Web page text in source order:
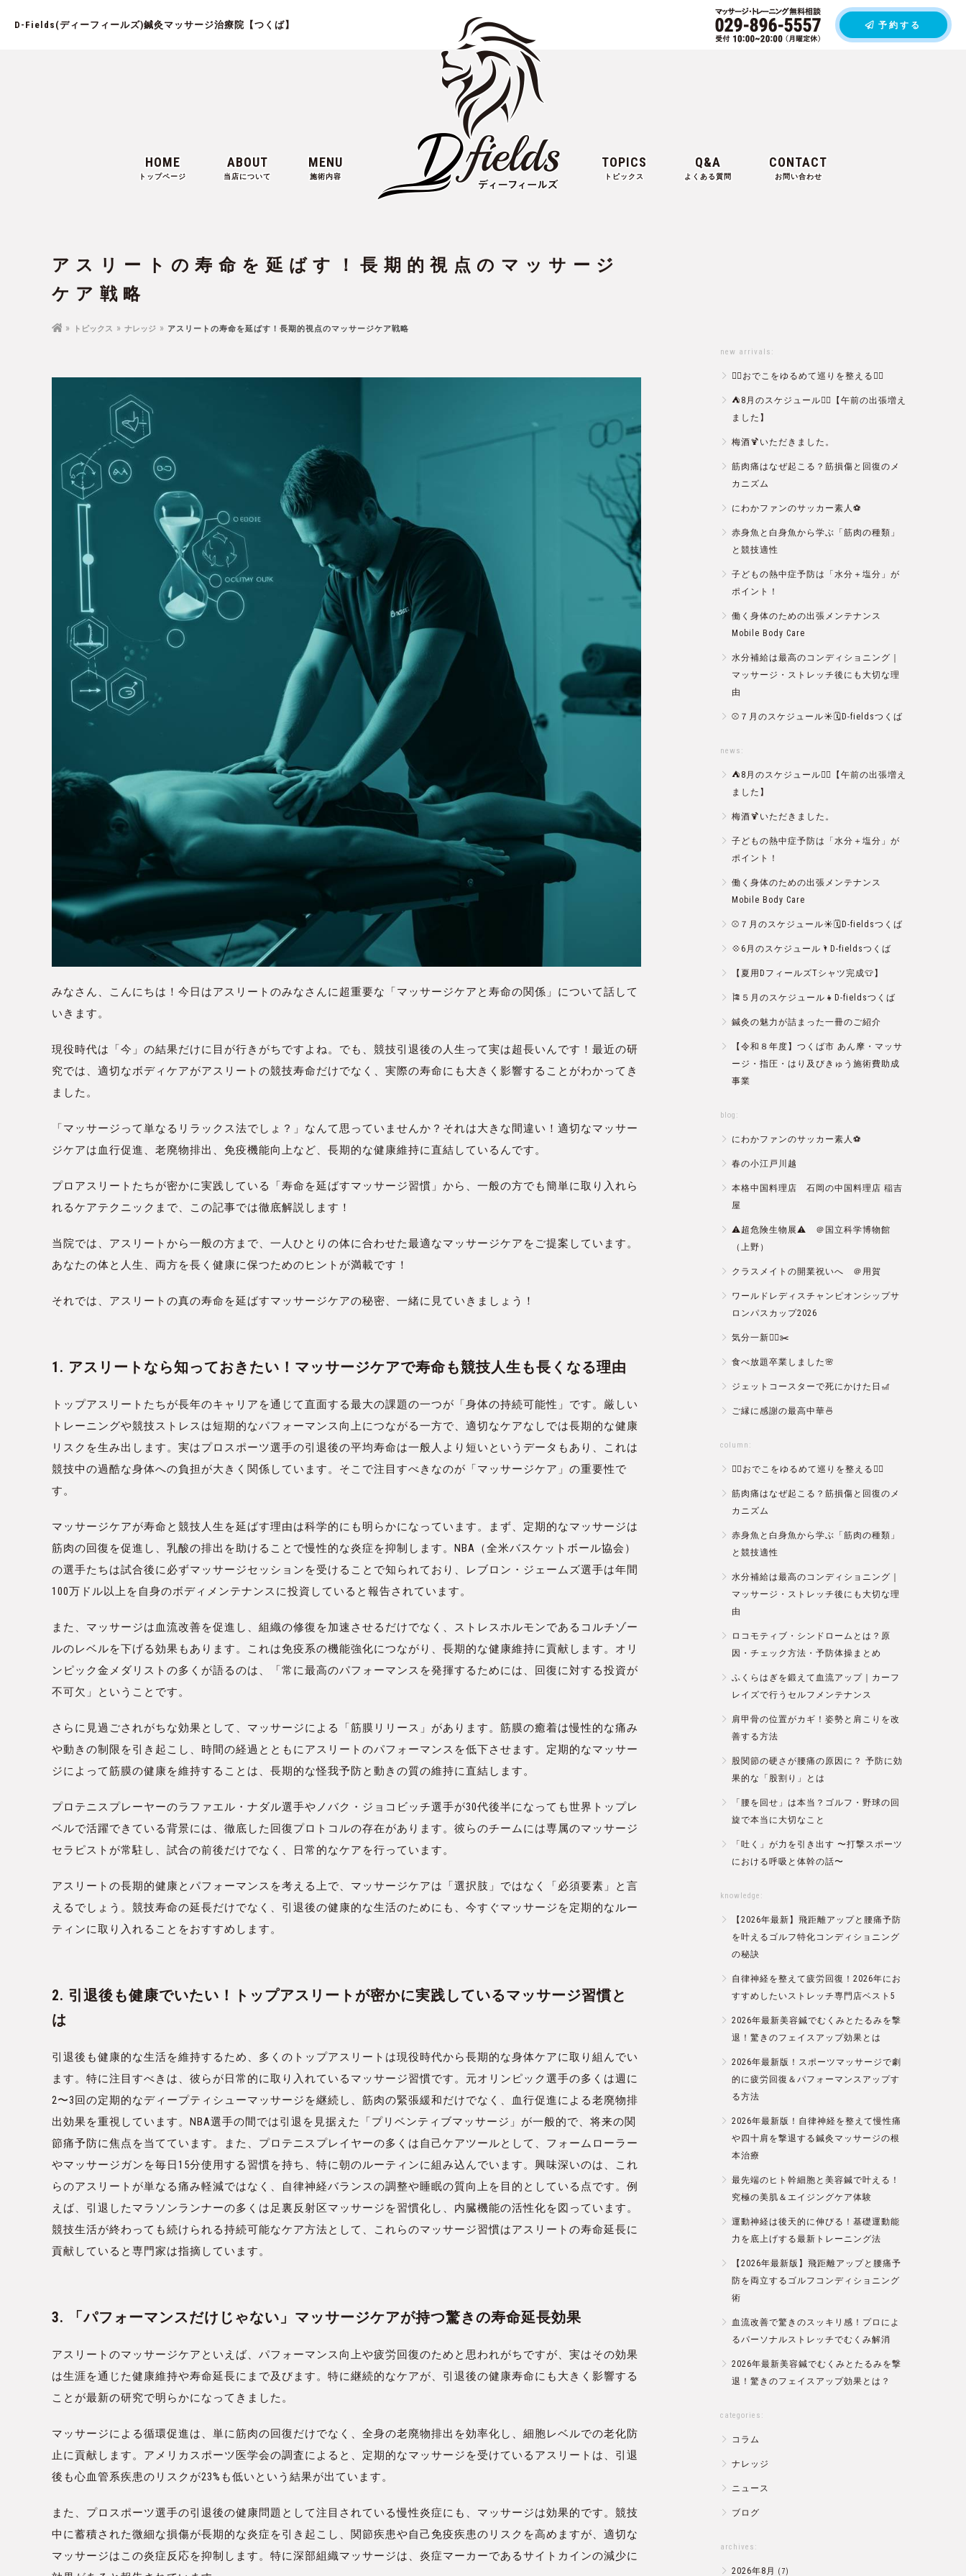
D-Fields(ディーフィールズ)鍼灸マッサージ治療院【つくば】 予約する
HOME
トップページ
ABOUT
当店について
MENU
施術内容
TOPICS
トピックス
Q&A
よくある質問
CONTACT
お問い合わせ
アスリートの寿命を延ばす！長期的視点のマッサージ
ケア戦略
トピックス ナレッジ アスリートの寿命を延ばす！長期的視点のマッサージケア戦略
みなさん、こんにちは！今日はアスリートのみなさんに超重要な「マッサージケアと寿命の関係」について話して
いきます。
現役時代は「今」の結果だけに目が行きがちですよね。でも、競技引退後の人生って実は超長いんです！最近の研
究では、適切なボディケアがアスリートの競技寿命だけでなく、実際の寿命にも大きく影響することがわかってき
ました。
「マッサージって単なるリラックス法でしょ？」なんて思っていませんか？それは大きな間違い！適切なマッサー
ジケアは血行促進、老廃物排出、免疫機能向上など、長期的な健康維持に直結しているんです。
プロアスリートたちが密かに実践している「寿命を延ばすマッサージ習慣」から、一般の方でも簡単に取り入れら
れるケアテクニックまで、この記事では徹底解説します！
当院では、アスリートから一般の方まで、一人ひとりの体に合わせた最適なマッサージケアをご提案しています。
あなたの体と人生、両方を長く健康に保つためのヒントが満載です！
それでは、アスリートの真の寿命を延ばすマッサージケアの秘密、一緒に見ていきましょう！
1. アスリートなら知っておきたい！マッサージケアで寿命も競技人生も長くなる理由
トップアスリートたちが長年のキャリアを通じて直面する最大の課題の一つが「身体の持続可能性」です。厳しい
トレーニングや競技ストレスは短期的なパフォーマンス向上につながる一方で、適切なケアなしでは長期的な健康
リスクを生み出します。実はプロスポーツ選手の引退後の平均寿命は一般人より短いというデータもあり、これは
競技中の過酷な身体への負担が大きく関係しています。そこで注目すべきなのが「マッサージケア」の重要性で
す。
マッサージケアが寿命と競技人生を延ばす理由は科学的にも明らかになっています。まず、定期的なマッサージは
筋肉の回復を促進し、乳酸の排出を助けることで慢性的な炎症を抑制します。NBA（全米バスケットボール協会）
の選手たちは試合後に必ずマッサージセッションを受けることで知られており、レブロン・ジェームズ選手は年間
100万ドル以上を自身のボディメンテナンスに投資していると報告されています。
また、マッサージは血流改善を促進し、組織の修復を加速させるだけでなく、ストレスホルモンであるコルチゾー
ルのレベルを下げる効果もあります。これは免疫系の機能強化につながり、長期的な健康維持に貢献します。オリ
ンピック金メダリストの多くが語るのは、「常に最高のパフォーマンスを発揮するためには、回復に対する投資が
不可欠」ということです。
さらに見過ごされがちな効果として、マッサージによる「筋膜リリース」があります。筋膜の癒着は慢性的な痛み
や動きの制限を引き起こし、時間の経過とともにアスリートのパフォーマンスを低下させます。定期的なマッサー
ジによって筋膜の健康を維持することは、長期的な怪我予防と動きの質の維持に直結します。
プロテニスプレーヤーのラファエル・ナダル選手やノバク・ジョコビッチ選手が30代後半になっても世界トップレ
ベルで活躍できている背景には、徹底した回復プロトコルの存在があります。彼らのチームには専属のマッサージ
セラピストが常駐し、試合の前後だけでなく、日常的なケアを行っています。
アスリートの長期的健康とパフォーマンスを考える上で、マッサージケアは「選択肢」ではなく「必須要素」と言
えるでしょう。競技寿命の延長だけでなく、引退後の健康的な生活のためにも、今すぐマッサージを定期的なルー
ティンに取り入れることをおすすめします。
2. 引退後も健康でいたい！トップアスリートが密かに実践しているマッサージ習慣と
は
引退後も健康的な生活を維持するため、多くのトップアスリートは現役時代から長期的な身体ケアに取り組んでい
ます。特に注目すべきは、彼らが日常的に取り入れているマッサージ習慣です。元オリンピック選手の多くは週に
2〜3回の定期的なディープティシューマッサージを継続し、筋肉の緊張緩和だけでなく、血行促進による老廃物排
出効果を重視しています。NBA選手の間では引退を見据えた「プリベンティブマッサージ」が一般的で、将来の関
節痛予防に焦点を当てています。また、プロテニスプレイヤーの多くは自己ケアツールとして、フォームローラー
やマッサージガンを毎日15分使用する習慣を持ち、特に朝のルーティンに組み込んでいます。興味深いのは、これ
らのアスリートが単なる痛み軽減ではなく、自律神経バランスの調整や睡眠の質向上を目的としている点です。例
えば、引退したマラソンランナーの多くは足裏反射区マッサージを習慣化し、内臓機能の活性化を図っています。
競技生活が終わっても続けられる持続可能なケア方法として、これらのマッサージ習慣はアスリートの寿命延長に
貢献していると専門家は指摘しています。
3. 「パフォーマンスだけじゃない」マッサージケアが持つ驚きの寿命延長効果
アスリートのマッサージケアといえば、パフォーマンス向上や疲労回復のためと思われがちですが、実はその効果
は生涯を通じた健康維持や寿命延長にまで及びます。特に継続的なケアが、引退後の健康寿命にも大きく影響する
ことが最新の研究で明らかになってきました。
マッサージによる循環促進は、単に筋肉の回復だけでなく、全身の老廃物排出を効率化し、細胞レベルでの老化防
止に貢献します。アメリカスポーツ医学会の調査によると、定期的なマッサージを受けているアスリートは、引退
後も心血管系疾患のリスクが23%も低いという結果が出ています。
また、プロスポーツ選手の引退後の健康問題として注目されている慢性炎症にも、マッサージは効果的です。競技
中に蓄積された微細な損傷が長期的な炎症を引き起こし、関節疾患や自己免疫疾患のリスクを高めますが、適切な
マッサージはこの炎症反応を抑制します。特に深部組織マッサージは、炎症マーカーであるサイトカインの減少に
new arrivals:
💆‍♀️おでこをゆるめて巡りを整える💆‍♂️
⛺️8月のスケジュール🏄‍♂️【午前の出張増え
ました】
梅酒🍹いただきました。
筋肉痛はなぜ起こる？筋損傷と回復のメ
カニズム
にわかファンのサッカー素人⚽️
赤身魚と白身魚から学ぶ「筋肉の種類」
と競技適性
子どもの熱中症予防は「水分＋塩分」が
ポイント！
働く身体のための出張メンテナンス
Mobile Body Care
水分補給は最高のコンディショニング｜
マッサージ・ストレッチ後にも大切な理
由
⚾️７月のスケジュール☀️🗓D-fieldsつくば
news:
⛺️8月のスケジュール🏄‍♂️【午前の出張増え
ました】
梅酒🍹いただきました。
子どもの熱中症予防は「水分＋塩分」が
ポイント！
働く身体のための出張メンテナンス
Mobile Body Care
⚾️７月のスケジュール☀️🗓D-fieldsつくば
💠6月のスケジュール🌂D-fieldsつくば
【夏用DフィールズTシャツ完成👕】
🎏５月のスケジュール👧D-fieldsつくば
鍼灸の魅力が詰まった一冊のご紹介
【令和８年度】つくば市 あん摩・マッサ
ージ・指圧・はり及びきゅう施術費助成
事業
blog:
にわかファンのサッカー素人⚽️
春の小江戸川越
本格中国料理店 石岡の中国料理店 稲吉
屋
⚠️超危険生物展⚠️ ＠国立科学博物館
（上野）
クラスメイトの開業祝いへ ＠用賀
ワールドレディスチャンピオンシップサ
ロンパスカップ2026
気分一新💇‍♂️✂️
食べ放題卒業しました🌸
ジェットコースターで死にかけた日🎢
ご縁に感謝の最高中華🍜
column:
💆‍♀️おでこをゆるめて巡りを整える💆‍♂️
筋肉痛はなぜ起こる？筋損傷と回復のメ
カニズム
赤身魚と白身魚から学ぶ「筋肉の種類」
と競技適性
水分補給は最高のコンディショニング｜
マッサージ・ストレッチ後にも大切な理
由
ロコモティブ・シンドロームとは？原
因・チェック方法・予防体操まとめ
ふくらはぎを鍛えて血流アップ｜カーフ
レイズで行うセルフメンテナンス
肩甲骨の位置がカギ！姿勢と肩こりを改
善する方法
股関節の硬さが腰痛の原因に？ 予防に効
果的な「股割り」とは
「腰を回せ」は本当？ゴルフ・野球の回
旋で本当に大切なこと
「吐く」が力を引き出す 〜打撃スポーツ
における呼吸と体幹の話〜
knowledge:
【2026年最新】飛距離アップと腰痛予防
を叶えるゴルフ特化コンディショニング
の秘訣
自律神経を整えて疲労回復！2026年にお
すすめしたいストレッチ専門店ベスト5
2026年最新美容鍼でむくみとたるみを撃
退！驚きのフェイスアップ効果とは
2026年最新版！スポーツマッサージで劇
的に疲労回復＆パフォーマンスアップす
る方法
2026年最新版！自律神経を整えて慢性痛
や四十肩を撃退する鍼灸マッサージの根
本治療
最先端のヒト幹細胞と美容鍼で叶える！
究極の美肌＆エイジングケア体験
運動神経は後天的に伸びる！基礎運動能
力を底上げする最新トレーニング法
【2026年最新版】飛距離アップと腰痛予
防を両立するゴルフコンディショニング
術
血流改善で驚きのスッキリ感！プロによ
るパーソナルストレッチでむくみ解消
2026年最新美容鍼でむくみとたるみを撃
退！驚きのフェイスアップ効果とは？
categories:
コラム
ナレッジ
ニュース
ブログ
archives:
2026年8月 (7)